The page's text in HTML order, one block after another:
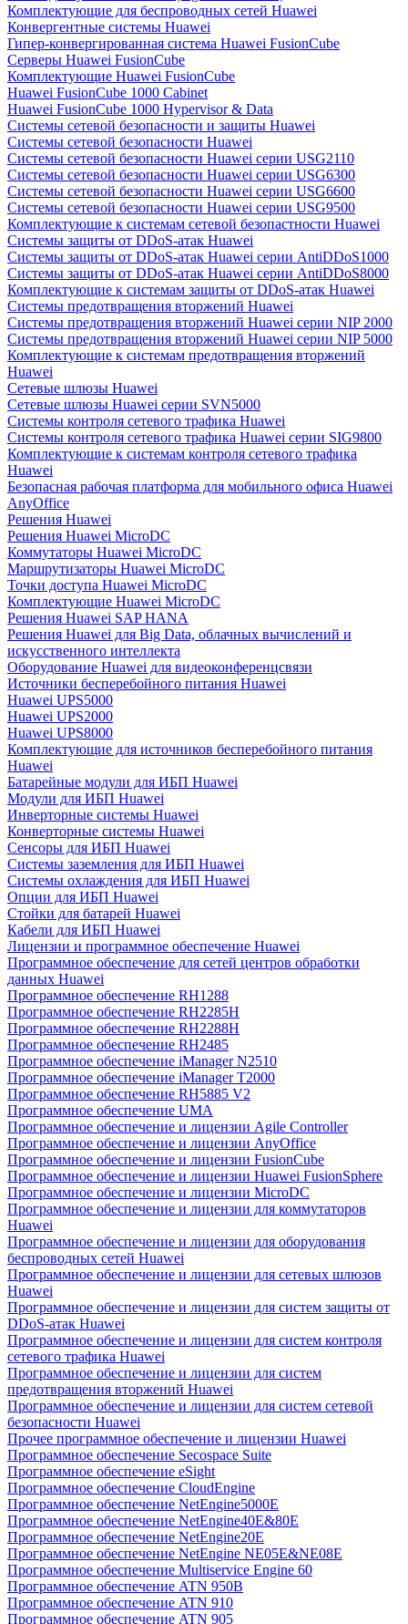
Комплектующие для беспроводных сетей Huawei
Конвергентные системы Huawei
Гипер-конвергированная система Huawei FusionCube
Серверы Huawei FusionCube
Комплектующие Huawei FusionCube
Huawei FusionCube 1000 Cabinet
Huawei FusionCube 1000 Hypervisor & Data
Системы сетевой безопасности и защиты Huawei
Системы сетевой безопасности Huawei
Системы сетевой безопасности Huawei серии USG2110
Системы сетевой безопасности Huawei серии USG6300
Системы сетевой безопасности Huawei серии USG6600
Системы сетевой безопасности Huawei серии USG9500
Комплектующие к системам сетевой безопастности Huawei
Системы защиты от DDoS-атак Huawei
Системы защиты от DDoS-атак Huawei серии AntiDDoS1000
Системы защиты от DDoS-атак Huawei серии AntiDDoS8000
Комплектующие к системам защиты от DDoS-атак Huawei
Системы предотвращения вторжений Huawei
Системы предотвращения вторжений Huawei серии NIP 2000
Системы предотвращения вторжений Huawei серии NIP 5000
Комплектующие к системам предотвращения вторжений
Huawei
Сетевые шлюзы Huawei
Сетевые шлюзы Huawei серии SVN5000
Системы контроля сетевого трафика Huawei
Системы контроля сетевого трафика Huawei серии SIG9800
Комплектующие к системам контроля сетевого трафика
Huawei
Безопасная рабочая платформа для мобильного офиса Huawei
AnyOffice
Решения Huawei
Решения Huawei MicroDC
Коммутаторы Huawei MicroDC
Маршрутизаторы Huawei MicroDC
Точки доступа Huawei MicroDC
Комплектующие Huawei MicroDC
Решения Huawei SAP HANA
Решения Huawei для Big Data, облачных вычислений и
искусственного интеллекта
Оборудование Huawei для видеоконференцсвязи
Источники бесперебойного питания Huawei
Huawei UPS5000
Huawei UPS2000
Huawei UPS8000
Комплектующие для источников бесперебойного питания
Huawei
Батарейные модули для ИБП Huawei
Модули для ИБП Huawei
Инверторные системы Huawei
Конверторные системы Huawei
Сенсоры для ИБП Huawei
Системы заземления для ИБП Huawei
Системы охлаждения для ИБП Huawei
Опции для ИБП Huawei
Стойки для батарей Huawei
Кабели для ИБП Huawei
Лицензии и программное обеспечение Huawei
Программное обеспечение для сетей центров обработки
данных Huawei
Программное обеспечение RH1288
Программное обеспечение RH2285H
Программное обеспечение RH2288H
Программное обеспечение RH2485
Программное обеспечение iManager N2510
Программное обеспечение iManager T2000
Программное обеспечение RH5885 V2
Программное обеспечение UMA
Программное обеспечение и лицензии Agile Controller
Программное обеспечение и лицензии AnyOffice
Программное обеспечение и лицензии FusionCube
Программное обеспечение и лицензии Huawei FusionSphere
Программное обеспечение и лицензии MicroDC
Программное обеспечение и лицензии для коммутаторов
Huawei
Программное обеспечение и лицензии для оборудования
беспроводных сетей Huawei
Программное обеспечение и лицензии для сетевых шлюзов
Huawei
Программное обеспечение и лицензии для систем защиты от
DDoS-атак Huawei
Программное обеспечение и лицензии для систем контроля
сетевого трафика Huawei
Программное обеспечение и лицензии для систем
предотвращения вторжений Huawei
Программное обеспечение и лицензии для систем сетевой
безопасности Huawei
Прочее программное обеспечение и лицензии Huawei
Программное обеспечение Secospace Suite
Программное обеспечение eSight
Программное обеспечение CloudEngine
Программное обеспечение NetEngine5000E
Программное обеспечение NetEngine40E&80E
Программное обеспечение NetEngine20E
Программное обеспечение NetEngine NE05E&NE08E
Программное обеспечение Multiservice Engine 60
Программное обеспечение ATN 950B
Программное обеспечение ATN 910
Программное обеспечение ATN 905